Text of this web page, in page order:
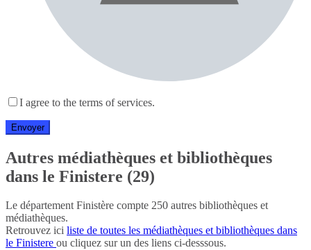
I agree to the terms of services.
Autres médiathèques et bibliothèques
dans le Finistere (29)
Le département Finistère compte 250 autres bibliothèques et
médiathèques.
Retrouvez ici liste de toutes les médiathèques et bibliothèques dans
le Finistere ou cliquez sur un des liens ci-desssous.